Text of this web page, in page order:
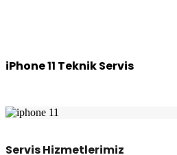
iPhone 11 Teknik Servis
Servis Hizmetlerimiz